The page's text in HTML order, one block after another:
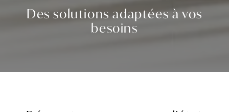
Des solutions adaptées à vos
besoins